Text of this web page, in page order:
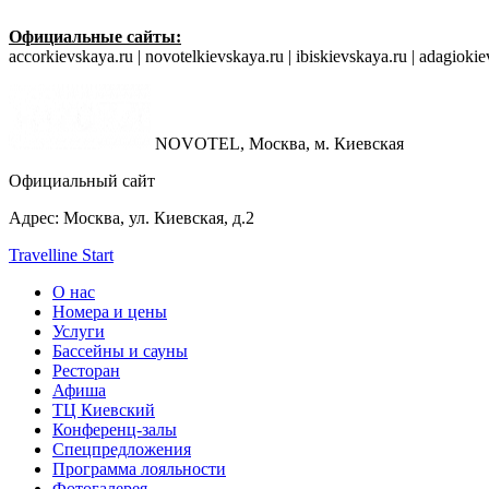
Официальные сайты:
accorkievskaya.ru | novotelkievskaya.ru | ibiskievskaya.ru |
NOVOTEL, Москва, м. Киевская
Официальный сайт
Адрес: Москва, ул. Киевская, д.2
Travelline Start
О нас
Номера и цены
Услуги
Бассейны и сауны
Ресторан
Афиша
ТЦ Киевский
Конференц-залы
Спецпредложения
Программа лояльности